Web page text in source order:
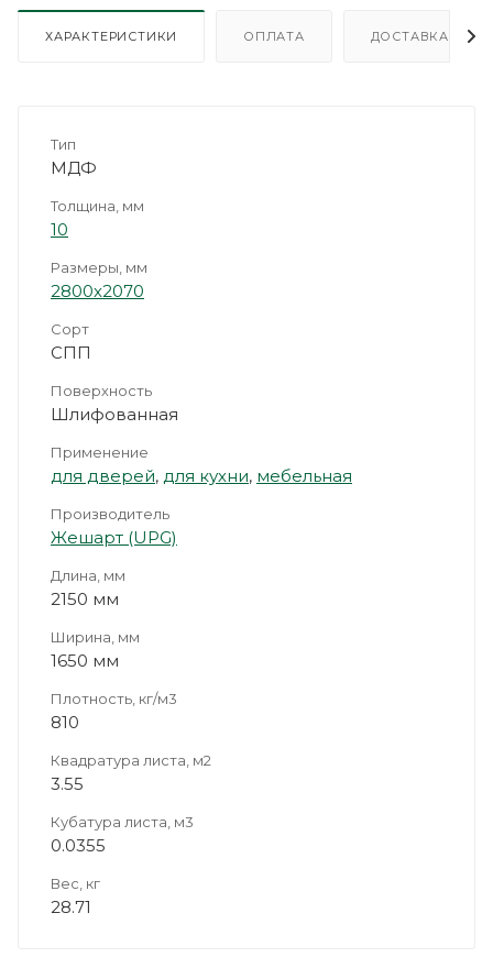
ХАРАКТЕРИСТИКИ ОПЛАТА ДОСТАВКА
Тип
МДФ
Толщина, мм
10
Размеры, мм
2800х2070
Сорт
СПП
Поверхность
Шлифованная
Применение
для дверей, для кухни, мебельная
Производитель
Жешарт (UPG)
Длина, мм
2150 мм
Ширина, мм
1650 мм
Плотность, кг/м3
810
Квадратура листа, м2
3.55
Кубатура листа, м3
0.0355
Вес, кг
28.71